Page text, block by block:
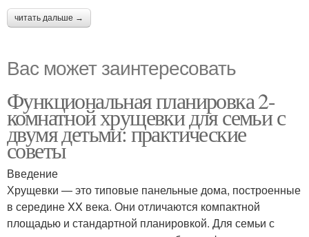
читать дальше →
Вас может заинтересовать
Функциональная планировка 2-
комнатной хрущевки для семьи с
двумя детьми: практические
советы
Введение
Хрущевки — это типовые панельные дома, построенные
в середине XX века. Они отличаются компактной
площадью и стандартной планировкой. Для семьи с